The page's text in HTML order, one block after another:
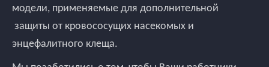
модели, применяемые для дополнительной
защиты от кровососущих насекомых и
энцефалитного клеща.